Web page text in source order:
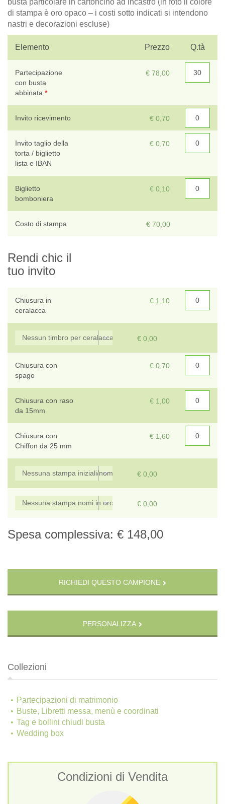
di stampa è oro opaco – i costi sotto indicati si intendono
nastri e decorazioni escluse)
Elemento Q.tà
Prezzo
Partecipazione
con busta
abbinata *
€ 78,00
Invito ricevimento € 0,70
Invito taglio della
torta / biglietto
lista e IBAN
€ 0,70
Biglietto
bomboniera
€ 0,10
Costo di stampa € 70,00
Rendi chic il
tuo invito
Chiusura in
ceralacca
€ 1,10
€ 0,00
Chiusura con
spago
€ 0,70
Chiusura con raso
da 15mm
€ 1,00
Chiusura con
Chiffon da 25 mm
€ 1,60
€ 0,00
€ 0,00
Spesa complessiva: € 148,00
RICHIEDI QUESTO CAMPIONE
PERSONALIZZA
Collezioni
Partecipazioni di matrimonio
Buste, Libretti messa, menù e coordinati
Tag e bollini chiudi busta
Wedding box
Condizioni di Vendita